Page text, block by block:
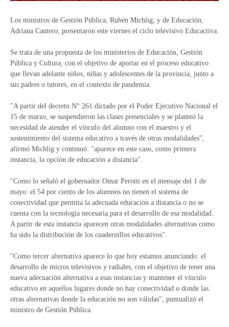
Los ministros de Gestión Pública, Rubén Michlig; y de Educación,
Adriana Cantero, presentaron este viernes el ciclo televisivo Educactiva.
Se trata de una propuesta de los ministerios de Educación, Gestión
Pública y Cultura, con el objetivo de aportar en el proceso educativo
que llevan adelante niños, niñas y adolescentes de la provincia, junto a
sus padres o tutores, en el contexto de pandemia.
"A partir del decreto N° 261 dictado por el Poder Ejecutivo Nacional el
15 de marzo, se suspendieron las clases presenciales y se planteó la
necesidad de atender el vínculo del alumno con el maestro y el
sostenimiento del sistema educativo a través de otras modalidades",
afirmó Michlig y continuó: "aparece en este caso, como primera
instancia, la opción de educación a distancia".
"Como lo señaló el gobernador Omar Perotti en el mensaje del 1 de
mayo: el 54 por ciento de los alumnos no tienen el sistema de
conectividad que permita la adecuada educación a distancia o no se
cuenta con la tecnología necesaria para el desarrollo de esa modalidad.
A partir de esta instancia aparecen otras modalidades alternativas como
ha sido la distribución de los cuadernillos educativos".
"Como tercer alternativa aparece lo que hoy estamos anunciando: el
desarrollo de micros televisivos y radiales, con el objetivo de tener una
nueva adecuación alternativa a esas instancias y mantener el vínculo
educativo en aquellos lugares donde no hay conectividad o donde las
otras alternativas donde la educación no son válidas", puntualizó el
ministro de Gestión Pública.